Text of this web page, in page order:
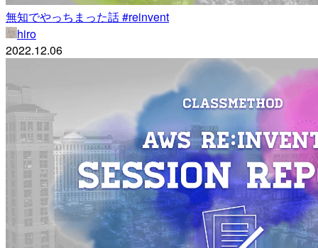
無知でやっちまった話 #reinvent
hiro
2022.12.06